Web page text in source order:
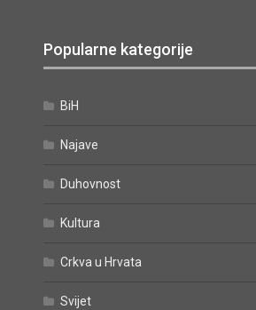
Popularne kategorije
BiH
Najave
Duhovnost
Kultura
Crkva u Hrvata
Svijet